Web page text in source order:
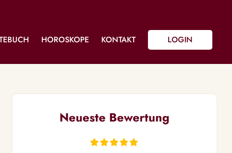
HOROSKOPE KONTAKT LOGIN
Neueste Bewertung